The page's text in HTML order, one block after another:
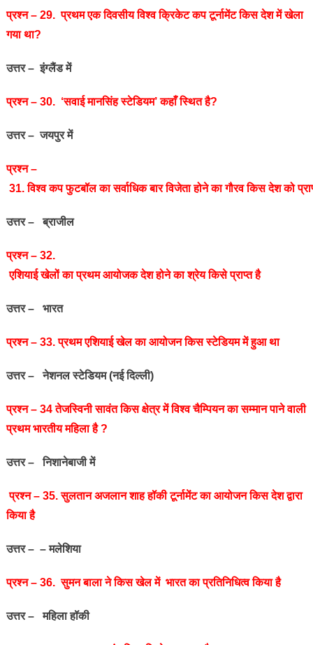
प्रश्‍न – 29. प्रथम एक दिवसीय विश्व क्रिकेट कप टूर्नामेंट किस देश में खेला
गया था?
उत्तर – इंग्लैंड में
प्रश्‍न – 30. ‘सवाई मानसिंह स्टेडियम’ कहाँ स्थित है?
उत्तर – जयपुर में
प्रश्‍न –
31. विश्‍व कप फुटबॉल का सर्वाधिक बार विजेता होने का गौरव किस देश को
उत्तर – ब्राजील
प्रश्‍न – 32.
एशियाई खेलों का प्रथम आयोजक देश होने का श्रेय किसे प्राप्‍त है
उत्तर – भारत
प्रश्‍न – 33. प्रथम एशियाई खेल का आयोजन किस स्‍टेडियम में हुआ था
उत्तर – नेशनल स्‍टेडियम (नई दिल्ली)
प्रश्‍न – 34 तेजस्विनी सावंत किस क्षेत्र में विश्‍व चैम्पियन का सम्मान पाने वाली
प्रथम भारतीय महिला है ?
उत्तर – निशानेबाजी में
प्रश्‍न – 35. सुलतान अजलान शाह हॉकी टूर्नामेंट का आयोजन किस देश द्वारा
किया है
उत्तर – – मलेशिया
प्रश्‍न – 36. सुमन बाला ने किस खेल में भारत का प्रतिनिधित्‍व किया है
उत्तर – महिला हॉकी